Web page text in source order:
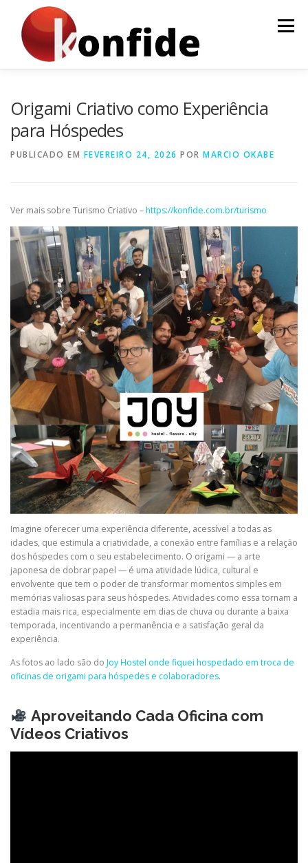
conteúdo
Menu
Origami Criativo como Experiência
para Hóspedes
PUBLICADO EM FEVEREIRO 24, 2026 POR MARCIO OKABE
Ver mais sobre Turismo Criativo –https://konfide.com.br/turismo
Imagine oferecer uma experiência diferente, acessível a todas as
idades, que estimula a criatividade, a conexão entre famílias e a relação
dos hóspedes com o seu estabelecimento. O origami — a arte
japonesa de dobrar papel — é uma atividade lúdica, cultural e
envolvente que tem o poder de transformar momentos simples em
memórias valiosas para seus hóspedes. Atividades como essa tornam a
estadia mais rica, especialmente em dias de chuva ou durante a baixa
temporada, incentivando a permanência e a satisfação geral da
experiência.
As fotos ao lado são do Joy Hostel onde fiquei hospedado em troca de
oficinas de origami para hóspedes e colaboradores.
Aproveitando Cada Oficina com
Vídeos Criativos